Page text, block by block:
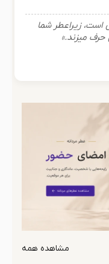
است، زیراعطر شما
حرف میزند.»
مشاهده همه